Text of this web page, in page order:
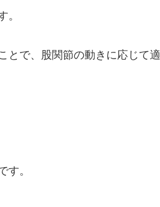
。
とで、股関節の動きに応じて適
す。